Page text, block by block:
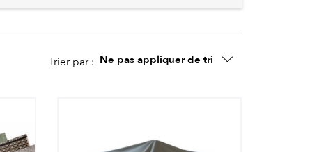
Trier par : Ne pas appliquer de tri